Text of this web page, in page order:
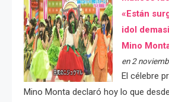
«Están
idol
Mino
en 2
El célebre
Mino Monta declaró hoy lo que